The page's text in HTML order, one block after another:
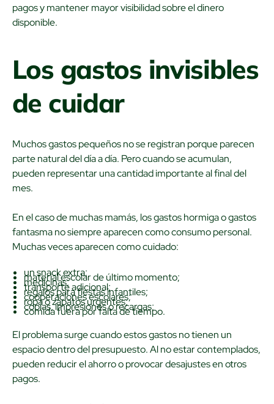
pagos y mantener mayor visibilidad sobre el dinero
disponible.
Los gastos invisibles
de cuidar
Muchos gastos pequeños no se registran porque parecen
parte natural del día a día. Pero cuando se acumulan,
pueden representar una cantidad importante al final del
mes.
En el caso de muchas mamás, los gastos hormiga o gastos
fantasma no siempre aparecen como consumo personal.
Muchas veces aparecen como cuidado:
un snack extra;
material escolar de último momento;
medicinas;
transporte adicional;
regalos para fiestas infantiles;
cooperaciones escolares;
ropa o zapatos urgentes;
copias, impresiones o recargas;
comida fuera por falta de tiempo.
El problema surge cuando estos gastos no tienen un
espacio dentro del presupuesto. Al no estar contemplados,
pueden reducir el ahorro o provocar desajustes en otros
pagos.